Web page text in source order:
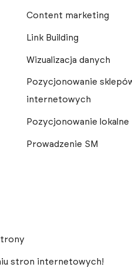
Content marketing
Link Building
Wizualizacja danych
Pozycjonowanie
internetowych
Pozycjonowanie lokalne
Prowadzenie SM
stron internetowych!